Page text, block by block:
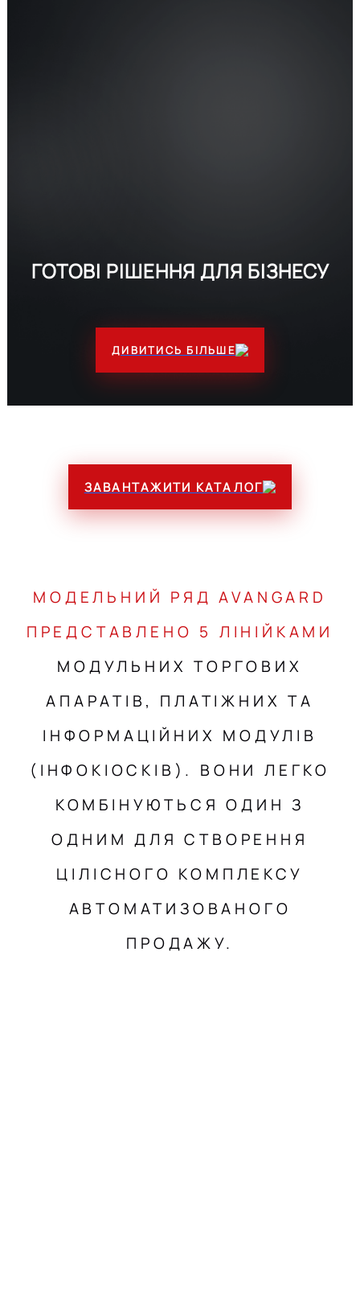
ГОТОВІ РІШЕННЯ ДЛЯ БІЗНЕСУ
ДИВИТИСЬ БІЛЬШЕ
ЗАВАНТАЖИТИ КАТАЛОГ
МОДЕЛЬНИЙ РЯД AVANGARD
ПРЕДСТАВЛЕНО 5 ЛІНІЙКАМИ
МОДУЛЬНИХ ТОРГОВИХ
АПАРАТІВ, ПЛАТІЖНИХ ТА
ІНФОРМАЦІЙНИХ МОДУЛІВ
(ІНФОКІОСКІВ). ВОНИ ЛЕГКО
КОМБІНУЮТЬСЯ ОДИН З
ОДНИМ ДЛЯ СТВОРЕННЯ
ЦІЛІСНОГО КОМПЛЕКСУ
АВТОМАТИЗОВАНОГО
ПРОДАЖУ.